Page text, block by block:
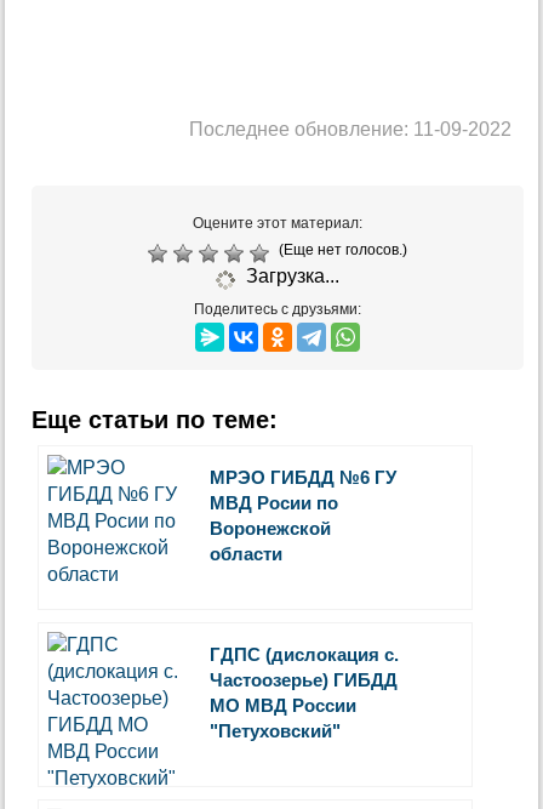
Последнее обновление: 11-09-2022
Оцените этот материал:
(Еще нет голосов.)
Загрузка...
Поделитесь с друзьями:
Еще статьи по теме:
МРЭО ГИБДД №6 ГУ
МВД Росии по
Воронежской
области
ГДПС (дислокация с.
Частоозерье) ГИБДД
МО МВД России
"Петуховский"